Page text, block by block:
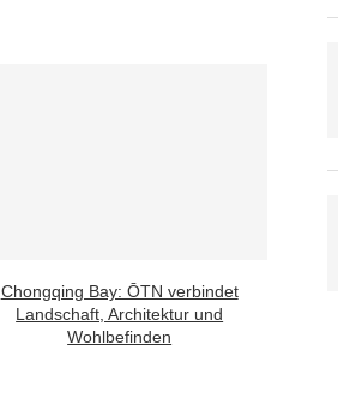
Chongqing Bay: ŌTN verbindet
Landschaft, Architektur und
Wohlbefinden